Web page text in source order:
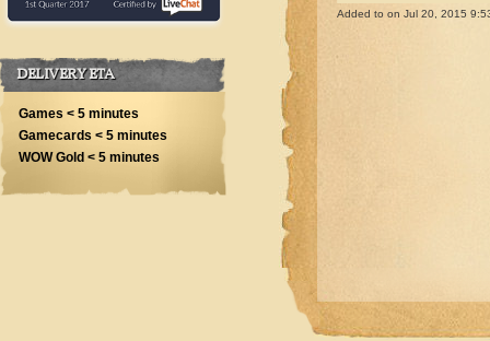
Added to on Jul 20, 2015
DELIVERY ETA
Games < 5 minutes
Gamecards < 5 minutes
WOW Gold < 5 minutes